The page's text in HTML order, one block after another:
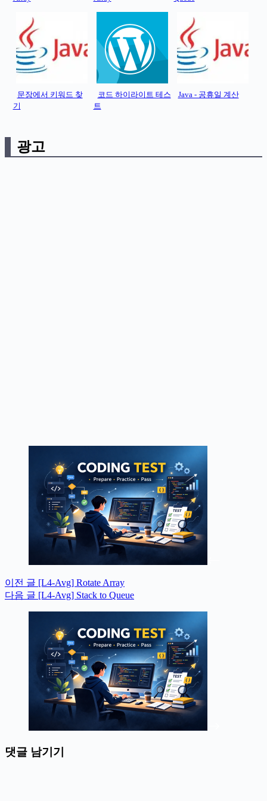
문장에서 키워드 찾
기
코드 하이라이트 테스
트
Java - 공휴일 계산
광고
이전 글 [L4-Avg] Rotate Array
다음 글 [L4-Avg] Stack to Queue
댓글 남기기